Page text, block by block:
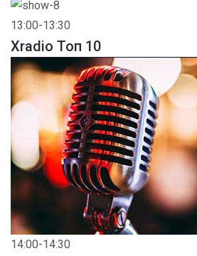
13:00-13:30
Xradio Топ 10
14:00-14:30